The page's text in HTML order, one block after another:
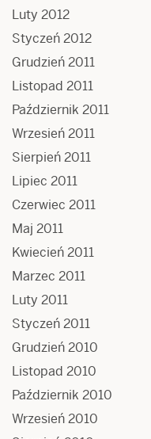
Luty 2012
Styczeń 2012
Grudzień 2011
Listopad 2011
Październik 2011
Wrzesień 2011
Sierpień 2011
Lipiec 2011
Czerwiec 2011
Maj 2011
Kwiecień 2011
Marzec 2011
Luty 2011
Styczeń 2011
Grudzień 2010
Listopad 2010
Październik 2010
Wrzesień 2010